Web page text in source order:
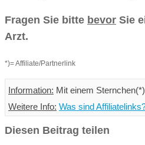
Fragen Sie bitte bevor Sie
Arzt.
*)= Affiliate/Partnerlink
Information: Mit einem
Weitere Info: Was sind
Diesen Beitrag teilen